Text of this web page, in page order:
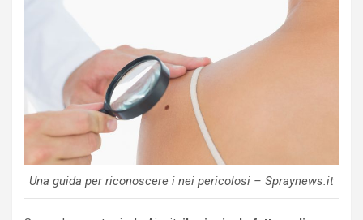
Una guida per riconoscere i nei pericolosi – Spraynews.it